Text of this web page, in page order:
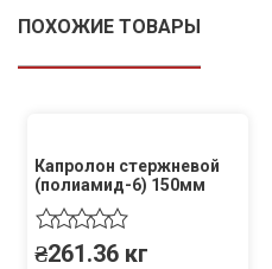
ПОХОЖИЕ ТОВАРЫ
Капролон стержневой
(полиамид-6) 150мм
₴261.36 кг